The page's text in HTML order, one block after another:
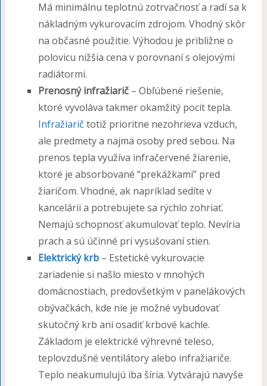
Má minimálnu teplotnú zotrvačnosť a radí sa k
nákladným vykurovacím zdrojom. Vhodný skôr
na občasné použitie. Výhodou je približne o
polovicu nižšia cena v porovnaní s olejovými
radiátormi.
Prenosný infražiarič– Obľúbené riešenie,
ktoré vyvoláva takmer okamžitý pocit tepla.
Infražiarič totiž prioritne nezohrieva vzduch,
ale predmety a najmä osoby pred sebou. Na
prenos tepla využíva infračervené žiarenie,
ktoré je absorbované “prekážkami” pred
žiaričom. Vhodné, ak napríklad sedíte v
kancelárii a potrebujete sa rýchlo zohriať.
Nemajú schopnosť akumulovať teplo. Nevíria
prach a sú účinné pri vysušovaní stien.
Elektrický krb– Estetické vykurovacie
zariadenie si našlo miesto v mnohých
domácnostiach, predovšetkým v panelákových
obývačkách, kde nie je možné vybudovať
skutočný krb ani osadiť krbové kachle.
Základom je elektrické výhrevné teleso,
teplovzdušné ventilátory alebo infražiariče.
Teplo neakumulujú iba šíria. Vytvárajú navyše